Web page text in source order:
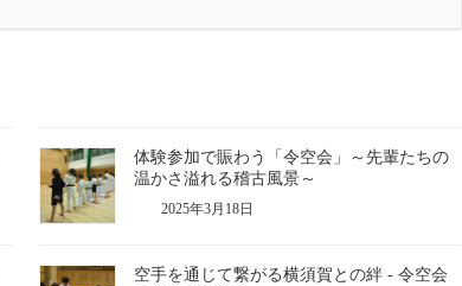
体験参加で賑わう「令空会」～先輩たちの
温かさ溢れる稽古風景～
2025年3月18日
空手を通じて繋がる横須賀との絆 - 令空会